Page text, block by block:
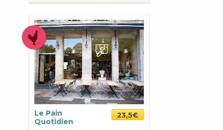
Le Pain
Quotidien
23,5€